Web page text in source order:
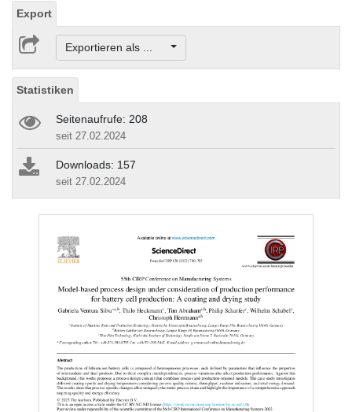
Export
Exportieren als ...
Statistiken
Seitenaufrufe: 208
seit 27.02.2024
Downloads: 157
seit 27.02.2024